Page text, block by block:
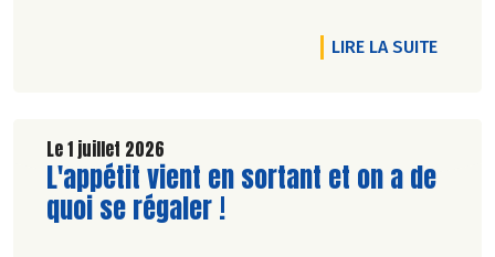
vis de l'ensemble de nos parties prenantes
(Paysan.ne.s Associé.e.s, magasins...) et de nos
accessible et désirable une bio exigeante.
LIRE LA SUITEDE
Le 1 juillet 2026
Lire la suite de l'article
L'appétit vient en sortant et on a de
quoi se régaler !